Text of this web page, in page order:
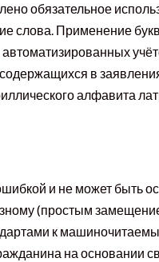
обязательное
слова. Применение
в
алфавита
и не может быть
(простым
к
на основании